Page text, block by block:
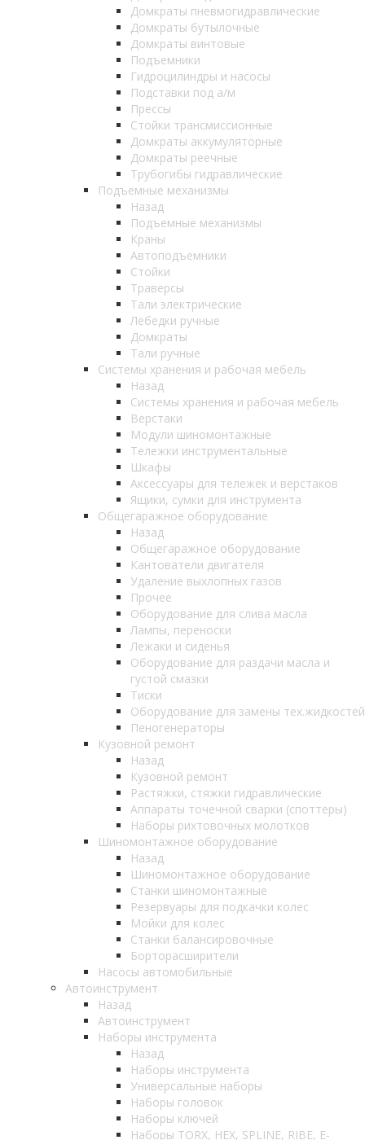
Домкраты пневмогидравлические
Домкраты бутылочные
Домкраты винтовые
Подъемники
Гидроцилиндры и насосы
Подставки под а/м
Прессы
Стойки трансмиссионные
Домкраты аккумуляторные
Домкраты реечные
Трубогибы гидравлические
Подъемные механизмы
Назад
Подъемные механизмы
Краны
Автоподъемники
Стойки
Траверсы
Тали электрические
Лебедки ручные
Домкраты
Тали ручные
Системы хранения и рабочая мебель
Назад
Системы хранения и рабочая мебель
Верстаки
Модули шиномонтажные
Тележки инструментальные
Шкафы
Аксессуары для тележек и верстаков
Ящики, сумки для инструмента
Общегаражное оборудование
Назад
Общегаражное оборудование
Кантователи двигателя
Удаление выхлопных газов
Прочее
Оборудование для слива масла
Лампы, переноски
Лежаки и сиденья
Оборудование для раздачи масла и
густой смазки
Тиски
Оборудование для замены тех.жидкостей
Пеногенераторы
Кузовной ремонт
Назад
Кузовной ремонт
Растяжки, стяжки гидравлические
Аппараты точечной сварки (споттеры)
Наборы рихтовочных молотков
Шиномонтажное оборудование
Назад
Шиномонтажное оборудование
Станки шиномонтажные
Резервуары для подкачки колес
Мойки для колес
Станки балансировочные
Борторасширители
Насосы автомобильные
Автоинструмент
Назад
Автоинструмент
Наборы инструмента
Назад
Наборы инструмента
Универсальные наборы
Наборы головок
Наборы ключей
Наборы TORX, HEX, SPLINE, RIBE, E-